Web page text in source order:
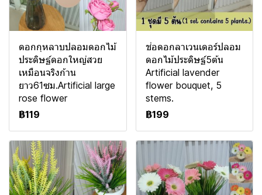
ดอกกุหลาบปลอมดอกไม้
ประดิษฐ์ดอกใหญ่สวย
เหมือนจริงก้าน
ยาว61ซม.Artificial large
rose flower
฿119
ช่อดอกลาเวนเดอร์ปลอม
ดอกไม้ประดิษฐ์5ต้น
Artificial lavender
flower bouquet, 5
stems.
฿199